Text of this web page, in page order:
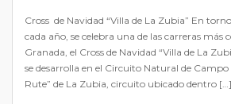
Cross de Navidad “Villa de La Zubia” En
cada año, se celebra una de las carreras más
Granada, el Cross de Navidad “Villa de La
se desarrolla en el Circuito Natural de Campo
Rute” de La Zubia, circuito ubicado dentro […]